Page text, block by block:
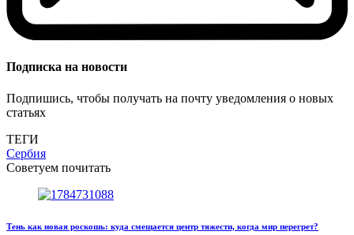
Подписка на новости
Подпишись, чтобы получать на почту уведомления о новых
статьях
ТЕГИ
Сербия
Советуем почитать
Тень как новая роскошь: куда смещается центр тяжести, когда мир перегрет?